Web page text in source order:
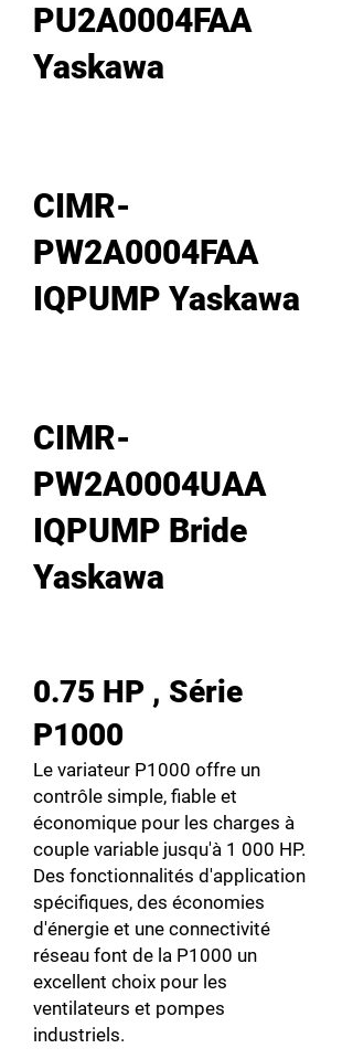
PU2A0004FAA
Yaskawa
CIMR-
PW2A0004FAA
IQPUMP Yaskawa
CIMR-
PW2A0004UAA
IQPUMP Bride
Yaskawa
0.75 HP , Série
P1000
Le variateur P1000 offre un
contrôle simple, fiable et
économique pour les charges à
couple variable jusqu'à 1 000 HP.
Des fonctionnalités d'application
spécifiques, des économies
d'énergie et une connectivité
réseau font de la P1000 un
excellent choix pour les
ventilateurs et pompes
industriels.